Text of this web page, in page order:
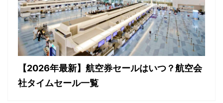
【2026年最新】航空券セールはいつ？航空会
社タイムセール一覧